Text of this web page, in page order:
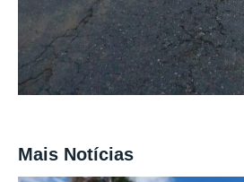
Mais Notícias